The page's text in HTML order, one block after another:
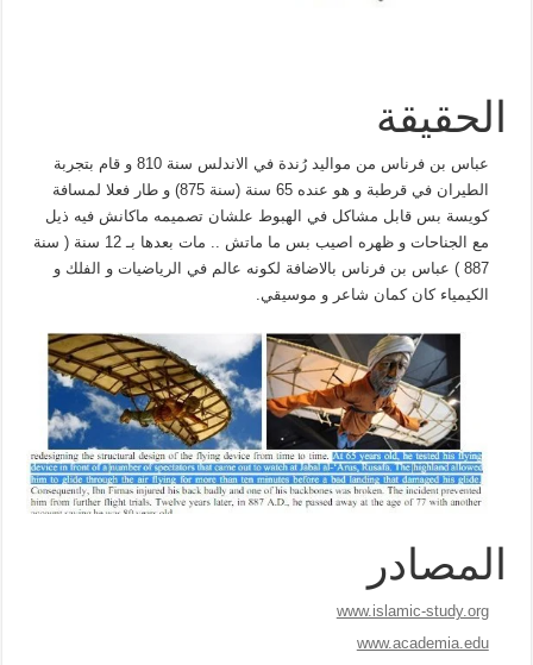
الحقيقة
عباس بن فرناس من مواليد رُندة في الاندلس سنة 810 و قام بتجربة
الطيران في قرطبة و هو عنده 65 سنة (سنة 875) و طار فعلا لمسافة
كويسة بس قابل مشاكل في الهبوط علشان تصميمه ماكانش فيه ذيل
مع الجناحات و ظهره اصيب بس ما ماتش .. مات بعدها بـ 12 سنة ( سنة
887 ) عباس بن فرناس بالاضافة لكونه عالم في الرياضيات و الفلك و
الكيمياء كان كمان شاعر و موسيقي.
المصادر
www.islamic-study.org
www.academia.edu